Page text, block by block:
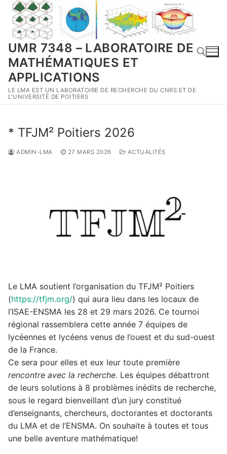
Aller
contenu
UMR 7348 – LABORATOIRE DE
MATHÉMATIQUES ET
APPLICATIONS
LE LMA EST UN LABORATOIRE DE RECHERCHE DU CNRS ET DE
L'UNIVERSITÉ DE POITIERS
Rechercher :
* TFJM² Poitiers 2026
ADMIN-LMA 27 MARS 2026 ACTUALITÉS
Le LMA soutient l’organisation du TFJM² Poitiers
(https://tfjm.org/) qui aura lieu dans les locaux de
l’ISAE-ENSMA les 28 et 29 mars 2026. Ce tournoi
régional rassemblera cette année 7 équipes de
lycéennes et lycéens venus de l’ouest et du sud-ouest
de la France.
Ce sera pour elles et eux leur toute première
rencontre avec la recherche. Les équipes débattront
de leurs solutions à 8 problèmes inédits de recherche,
sous le regard bienveillant d’un jury constitué
d’enseignants, chercheurs, doctorantes et doctorants
du LMA et de l’ENSMA. On souhaite à toutes et tous
une belle aventure mathématique!